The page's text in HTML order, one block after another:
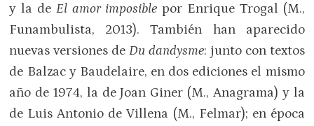
y la de El amor imposible por Enrique Trogal (M.,
Funambulista, 2013). También han aparecido
nuevas versiones deDu dandysme: junto con textos
de Balzac y Baudelaire, en dos ediciones el mismo
año de 1974, la de Joan Giner (M., Anagrama) y la
de Luis Antonio de Villena (M., Felmar); en época